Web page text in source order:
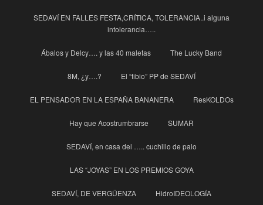
SEDAVÍ EN FALLES FESTA,CRÍTICA, TOLERANCIA..i alguna
intolerancia…..
Ábalos y Delcy…. y las 40 maletas The Lucky Band
8M, ¿y….? El “tibio” PP de SEDAVÍ
EL PENSADOR EN LA ESPAÑA BANANERA ResKOLDOs
Hay que Acostrumbrarse SUMAR
SEDAVÍ, en casa del ….. cuchillo de palo
LAS “JOYAS” EN LOS PREMIOS GOYA
SEDAVÍ, DE VERGÜENZA HidroIDEOLOGÍA